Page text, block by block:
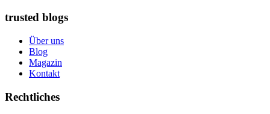
trusted blogs
Über uns
Blog
Magazin
Kontakt
Rechtliches